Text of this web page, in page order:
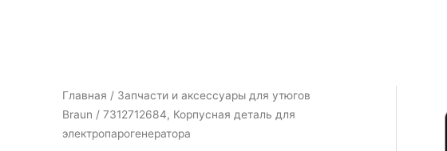
Главная / Запчасти и аксессуары для утюгов
Braun / 7312712684, Корпусная деталь для
электропарогенератора
Количество
товара
7312712684,